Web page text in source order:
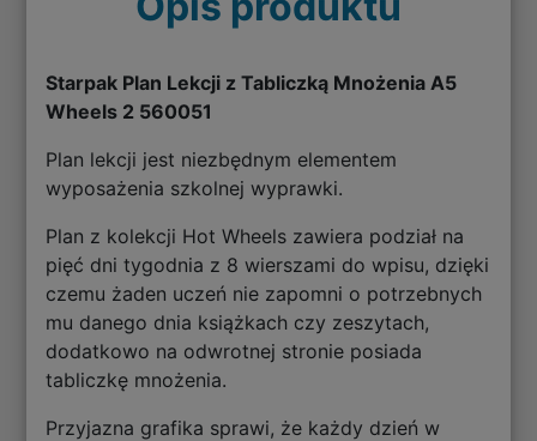
Starpak Plan Lekcji z Tabliczką Mnożenia A5
Wheels 2 560051
Plan lekcji jest niezbędnym elementem
wyposażenia szkolnej wyprawki.
Plan z kolekcji Hot Wheels zawiera podział na
pięć dni tygodnia z 8 wierszami do wpisu, dzięki
czemu żaden uczeń nie zapomni o potrzebnych
mu danego dnia książkach czy zeszytach,
dodatkowo na odwrotnej stronie posiada
tabliczkę mnożenia.
Przyjazna grafika sprawi, że każdy dzień w